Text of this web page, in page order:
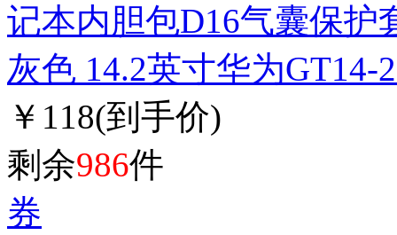
记本内胆包D16气囊保护
灰色 14.2英寸华为GT14-
￥118(到手价)
剩余986件
券